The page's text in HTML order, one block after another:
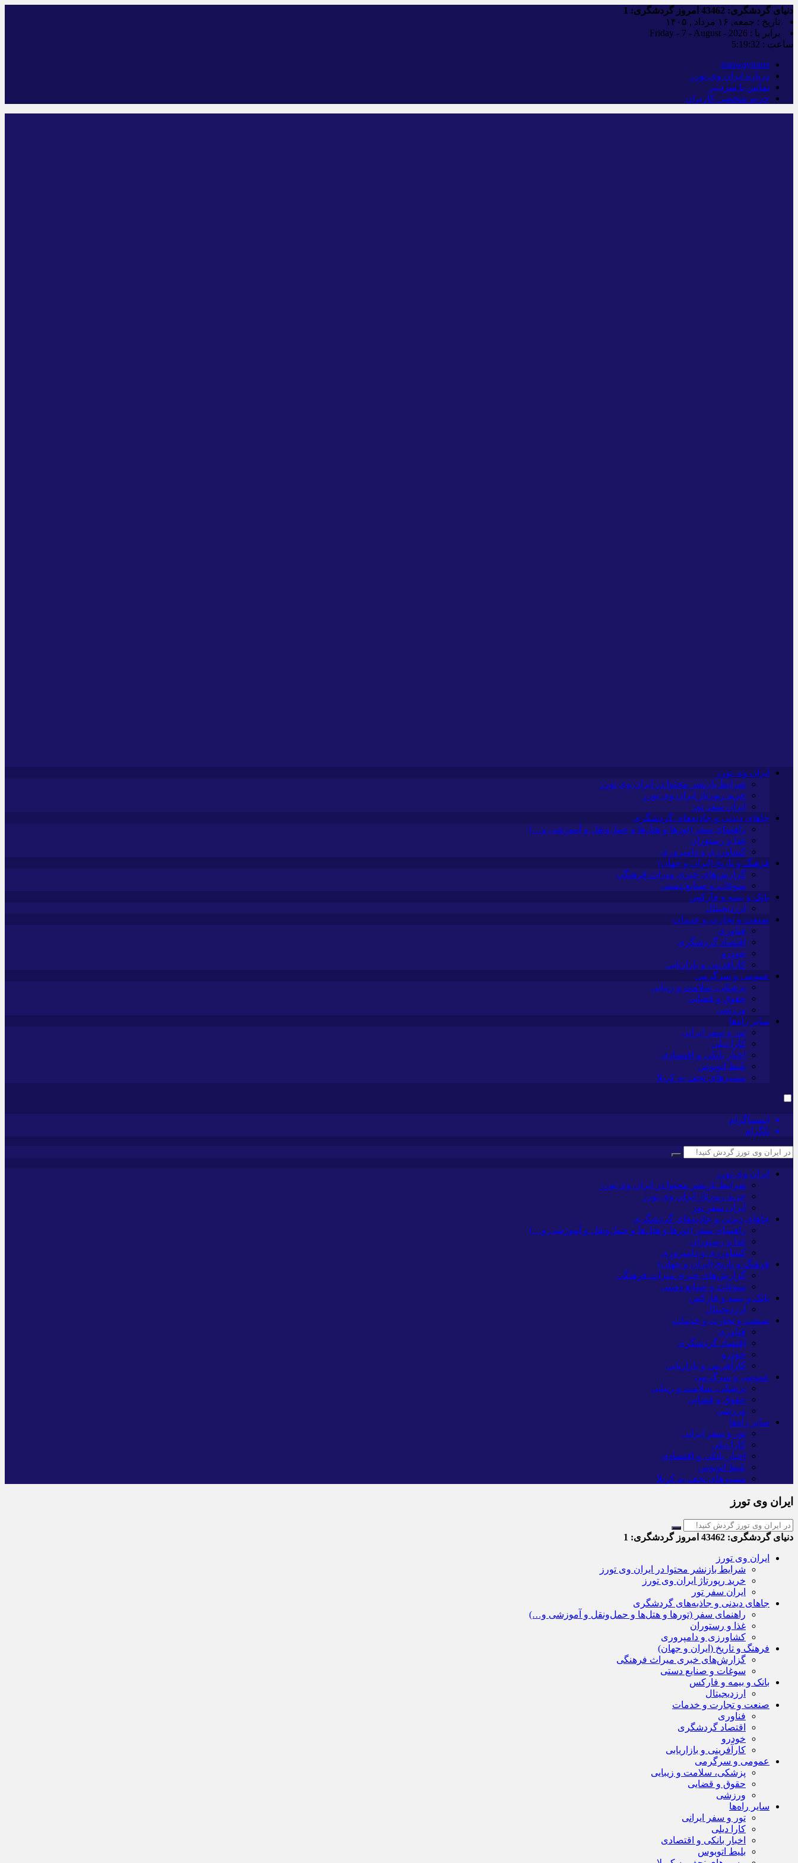
دنیای گردشگری: امروز گردشگری:
تاریخ : جمعه, ۱۶ مرداد , ۱۴۰۵
برابر با : Friday - 7 - August - 2026
ساعت : 5:19:33
iranwaytours
درباره ایران وی تورز
تماس با سردبیر
حریم شخصی کاربران
ایران وی تورز
شرایط بازنشر محتوا در ایران وی تورز
خرید رپورتاژ ایران وی تورز
ایران سفر تور
جاهای دیدنی و جاذبه‌های گردشگری
راهنمای سفر (تورها و هتل‌ها و حمل‌و‌نقل و آموزشی و…)
غذا و رستوران
کشاورزی و دامپروری
فرهنگ و تاریخ (ایران و جهان)
گزارش‌های خبری میراث فرهنگی
سوغات و صنایع دستی
بانک و بیمه و فارکس
ارزدیجیتال
صنعت و تجارت و خدمات
فناوری
اقتصاد گردشگری
خودرو
کارآفرینی و بازاریابی
عمومی و سرگرمی
پزشکی، سلامت و زیبایی
حقوق و قضایی
ورزشی
سایر راه‌ها
تور و سفر ایرانی
کارا دیلی
اخبار بانکی و اقتصادی
بلیط اتوبوس
مسیرهای نجف به کربلا
اینستاگرام
تلگرام
ایران وی تورز
شرایط بازنشر محتوا در ایران وی تورز
خرید رپورتاژ ایران وی تورز
ایران سفر تور
جاهای دیدنی و جاذبه‌های گردشگری
راهنمای سفر (تورها و هتل‌ها و حمل‌و‌نقل و آموزشی و…)
غذا و رستوران
کشاورزی و دامپروری
فرهنگ و تاریخ (ایران و جهان)
گزارش‌های خبری میراث فرهنگی
سوغات و صنایع دستی
بانک و بیمه و فارکس
ارزدیجیتال
صنعت و تجارت و خدمات
فناوری
اقتصاد گردشگری
خودرو
کارآفرینی و بازاریابی
عمومی و سرگرمی
پزشکی، سلامت و زیبایی
حقوق و قضایی
ورزشی
سایر راه‌ها
تور و سفر ایرانی
کارا دیلی
اخبار بانکی و اقتصادی
بلیط اتوبوس
مسیرهای نجف به کربلا
ایران وی تورز
دنیای گردشگری: امروز گردشگری:
ایران وی تورز
شرایط بازنشر محتوا در ایران وی تورز
خرید رپورتاژ ایران وی تورز
ایران سفر تور
جاهای دیدنی و جاذبه‌های گردشگری
راهنمای سفر (تورها و هتل‌ها و حمل‌و‌نقل و آموزشی و…)
غذا و رستوران
کشاورزی و دامپروری
فرهنگ و تاریخ (ایران و جهان)
گزارش‌های خبری میراث فرهنگی
سوغات و صنایع دستی
بانک و بیمه و فارکس
ارزدیجیتال
صنعت و تجارت و خدمات
فناوری
اقتصاد گردشگری
خودرو
کارآفرینی و بازاریابی
عمومی و سرگرمی
پزشکی، سلامت و زیبایی
حقوق و قضایی
ورزشی
سایر راه‌ها
تور و سفر ایرانی
کارا دیلی
اخبار بانکی و اقتصادی
بلیط اتوبوس